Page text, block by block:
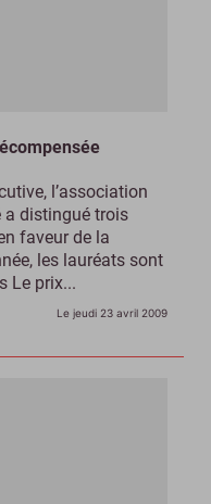
l’association
a distingué trois
faveur de la
les lauréats sont
Le prix...
Le jeudi 23 avril 2009